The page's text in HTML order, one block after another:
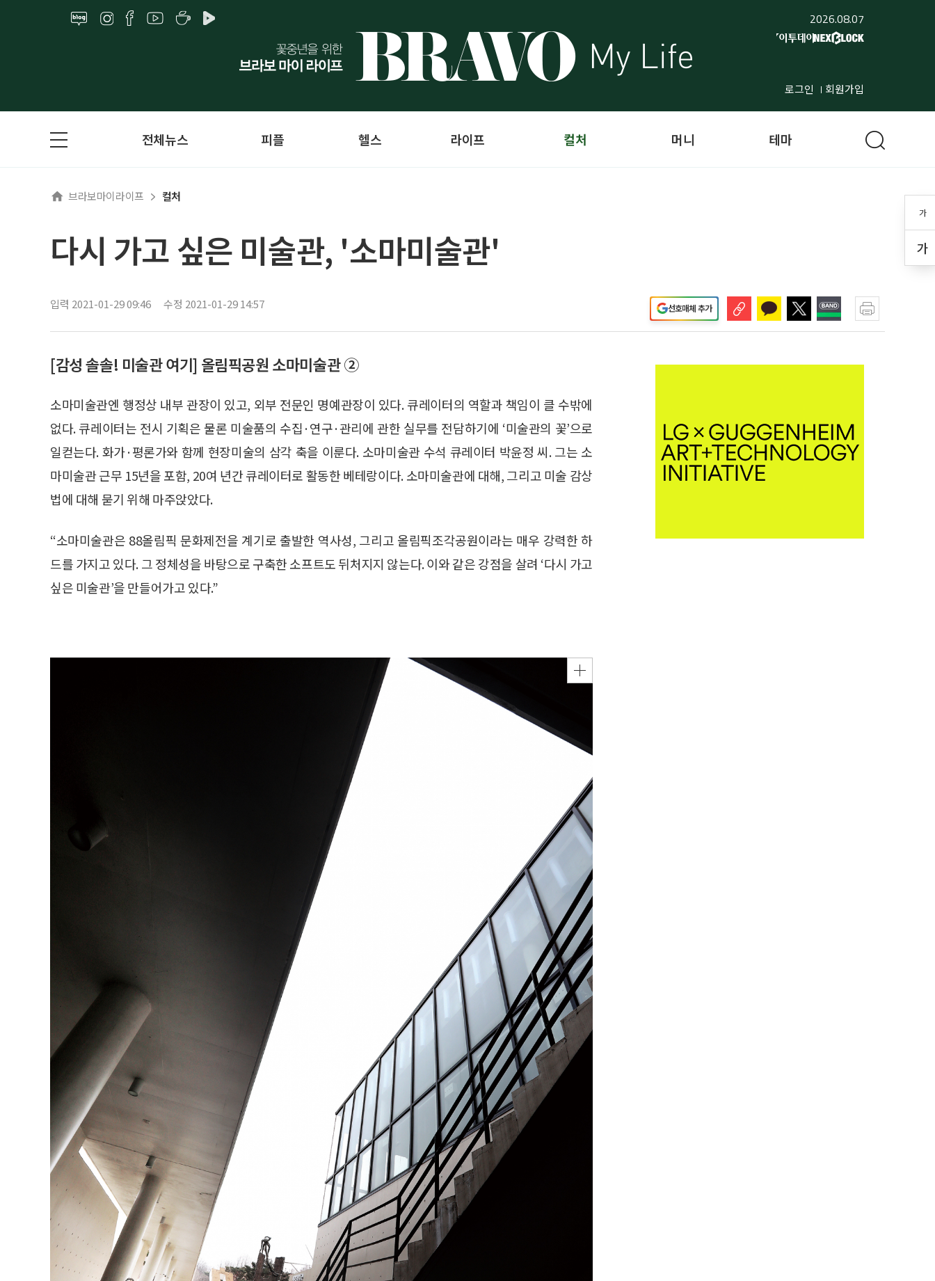
2026.08.07
로그인 회원가입
가
가
전체뉴스 피플 헬스 라이프 컬처 머니 테마
브라보마이라이프 컬처
다시 가고 싶은 미술관, '소마미술관'
입력 2021-01-29 09:46 수정 2021-01-29 14:57 선호매체 추가
[감성 솔솔! 미술관 여기] 올림픽공원 소마미술관 ②
소마미술관엔 행정상 내부 관장이 있고, 외부 전문인 명예관장이 있다. 큐레이터의 역할과 책임이 클 수밖에
없다. 큐레이터는 전시 기획은 물론 미술품의 수집·연구·관리에 관한 실무를 전담하기에 ‘미술관의 꽃’으로
일컫는다. 화가·평론가와 함께 현장미술의 삼각 축을 이룬다. 소마미술관 수석 큐레이터 박윤정 씨. 그는 소
마미술관 근무 15년을 포함, 20여 년간 큐레이터로 활동한 베테랑이다. 소마미술관에 대해, 그리고 미술 감상
법에 대해 묻기 위해 마주앉았다.
“소마미술관은 88올림픽 문화제전을 계기로 출발한 역사성, 그리고 올림픽조각공원이라는 매우 강력한 하
드를 가지고 있다. 그 정체성을 바탕으로 구축한 소프트도 뒤처지지 않는다. 이와 같은 강점을 살려 ‘다시 가고
싶은 미술관’을 만들어가고 있다.”